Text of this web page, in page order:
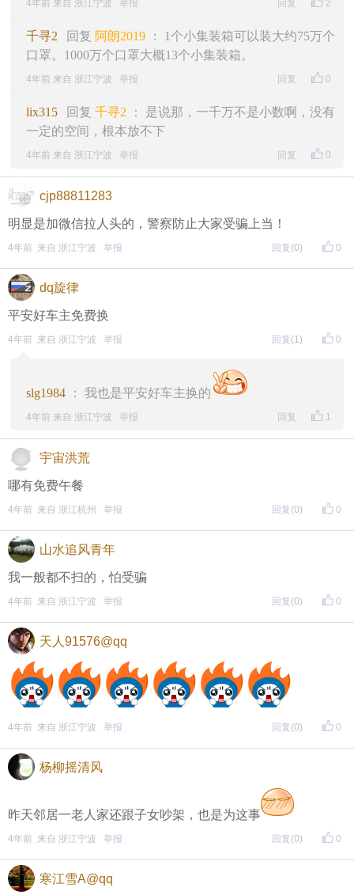
2
4年前 来自 浙江宁波 举报 回复
千寻2 回复 阿朗2019 ： 1个小集装箱可以装大约75万个
口罩。1000万个口罩大概13个小集装箱。
0
4年前 来自 浙江宁波 举报 回复
lix315 回复 千寻2 ： 是说那，一千万不是小数啊，没有
一定的空间，根本放不下
0
4年前 来自 浙江宁波 举报 回复
cjp88811283
明显是加微信拉人头的，警察防止大家受骗上当！
0
4年前 来自 浙江宁波 举报 回复 (0)
dq旋律
平安好车主免费换
0
4年前 来自 浙江宁波 举报 回复 (1)
slg1984 ： 我也是平安好车主换的
1
4年前 来自 浙江宁波 举报 回复
宇宙洪荒
哪有免费午餐
0
4年前 来自 浙江杭州 举报 回复 (0)
山水追风青年
我一般都不扫的，怕受骗
0
4年前 来自 浙江宁波 举报 回复 (0)
天人91576@qq
0
4年前 来自 浙江宁波 举报 回复 (0)
杨柳摇清风
昨天邻居一老人家还跟子女吵架，也是为这事
0
4年前 来自 浙江宁波 举报 回复 (0)
寒江雪A@qq